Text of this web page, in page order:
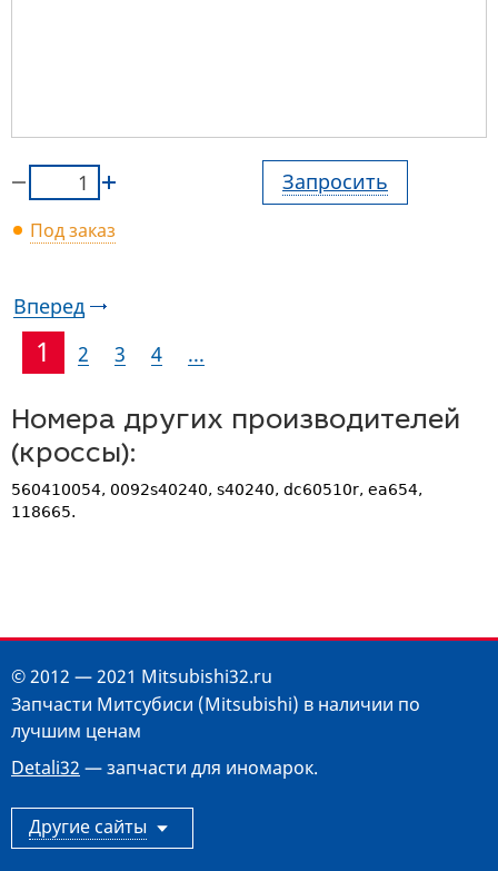
Запросить
Под заказ
Вперед
1 2 3 4 ...
Номера других производителей
(кроссы):
560410054, 0092s40240, s40240, dc60510r, ea654,
118665.
© 2012 — 2021 Mitsubishi32.ru
Запчасти Митсубиси (Mitsubishi) в наличии по
лучшим ценам
Detali32 — запчасти для иномарок.
Другие сайты